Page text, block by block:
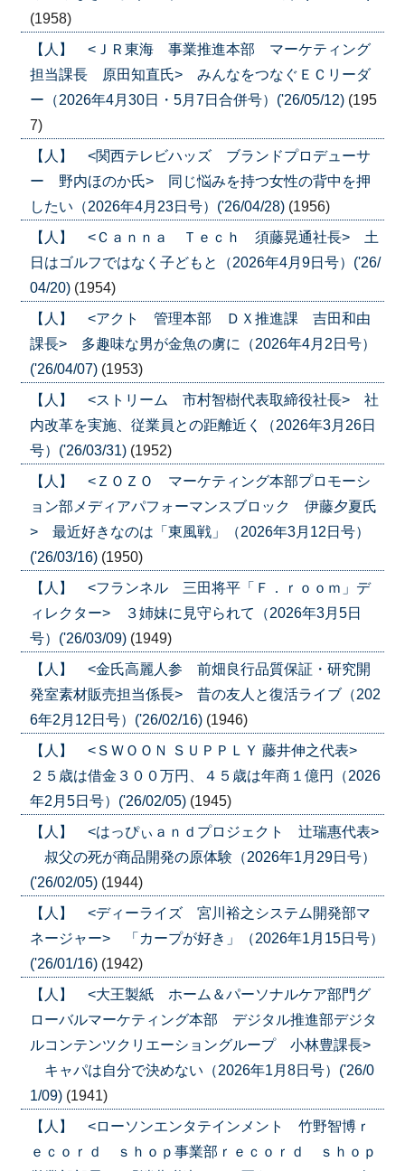
(1958)
【人】 <ＪＲ東海 事業推進本部 マーケティング
担当課長 原田知直氏> みんなをつなぐＥＣリーダ
ー（2026年4月30日・5月7日合併号）('26/05/12) (195
7)
【人】 <関西テレビハッズ ブランドプロデューサ
ー 野内ほのか氏> 同じ悩みを持つ女性の背中を押
したい（2026年4月23日号）('26/04/28) (1956)
【人】 <Ｃａｎｎａ Ｔｅｃｈ 須藤晃通社長> 土
日はゴルフではなく子どもと（2026年4月9日号）('26/
04/20) (1954)
【人】 <アクト 管理本部 ＤＸ推進課 吉田和由
課長> 多趣味な男が金魚の虜に（2026年4月2日号）
('26/04/07) (1953)
【人】 <ストリーム 市村智樹代表取締役社長> 社
内改革を実施、従業員との距離近く（2026年3月26日
号）('26/03/31) (1952)
【人】 <ＺＯＺＯ マーケティング本部プロモーシ
ョン部メディアパフォーマンスブロック 伊藤夕夏氏
> 最近好きなのは「東風戦」（2026年3月12日号）
('26/03/16) (1950)
【人】 <フランネル 三田将平「Ｆ．ｒｏｏｍ」デ
ィレクター> ３姉妹に見守られて（2026年3月5日
号）('26/03/09) (1949)
【人】 <金氏高麗人参 前畑良行品質保証・研究開
発室素材販売担当係長> 昔の友人と復活ライブ（202
6年2月12日号）('26/02/16) (1946)
【人】 <ＳＷＯＯＮ ＳＵＰＰＬＹ 藤井伸之代表>
２５歳は借金３００万円、４５歳は年商１億円（2026
年2月5日号）('26/02/05) (1945)
【人】 <はっぴぃａｎｄプロジェクト 辻瑞惠代表>
叔父の死が商品開発の原体験（2026年1月29日号）
('26/02/05) (1944)
【人】 <ディーライズ 宮川裕之システム開発部マ
ネージャー> 「カープが好き」（2026年1月15日号）
('26/01/16) (1942)
【人】 <大王製紙 ホーム＆パーソナルケア部門グ
ローバルマーケティング本部 デジタル推進部デジタ
ルコンテンツクリエーショングループ 小林豊課長>
キャパは自分で決めない（2026年1月8日号）('26/0
1/09) (1941)
【人】 <ローソンエンタテインメント 竹野智博ｒ
ｅｃｏｒｄ ｓｈｏｐ事業部ｒｅｃｏｒｄ ｓｈｏｐ